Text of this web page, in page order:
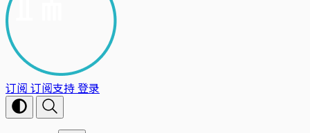
订阅 订阅支持登录